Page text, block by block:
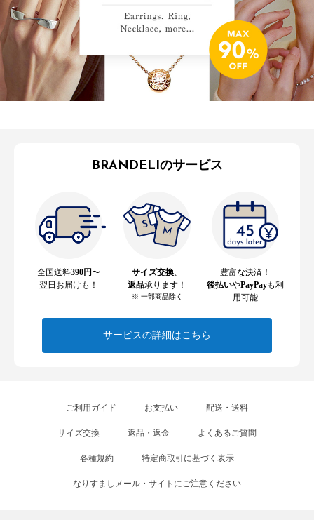
BRANDELIのサービス
全国送料390円〜
翌日お届けも！
サイズ交換
返品承ります！
※ 一部商品除く
豊富な決済！
後払いやPayPayも利
用可能
サービスの詳細はこちら
ご利用ガイド お支払い 配送・送料
サイズ交換 返品・返金 よくあるご質問
各種規約 特定商取引に基づく表示
なりすましメール・サイトにご注意ください